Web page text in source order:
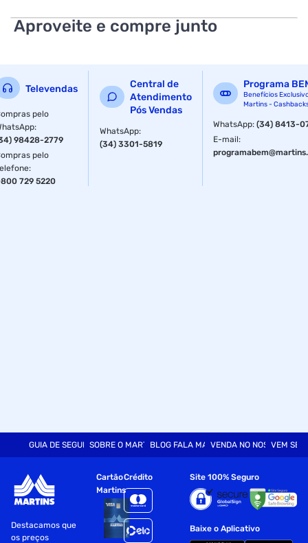
Aproveite e compre junto
Televendas
pelo
:
98428-2779
pelo
:
729 5220
Central de
Atendimento
Pós Vendas
WhatsApp:
(34) 3301-5819
Programa
Benefícios
Martins -
WhatsApp:(34) 8413-
E-mail:
GUIA DE SEGURANÇASOBRE O MARTINSBLOG FALA MARTVENDA NO NOSSO SITE
VEM SER
Destacamos que
os preços
Cartão
Martins
Crédito Site 100% Seguro
Baixe o Aplicativo